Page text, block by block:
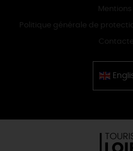
Politique générale de